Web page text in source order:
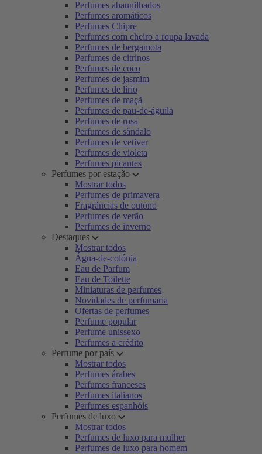
Perfumes abaunilhados
Perfumes aromáticos
Perfumes Chipre
Perfumes com cheiro a roupa lavada
Perfumes de bergamota
Perfumes de citrinos
Perfumes de coco
Perfumes de jasmim
Perfumes de lírio
Perfumes de maçã
Perfumes de pau-de-águila
Perfumes de rosa
Perfumes de sândalo
Perfumes de vetiver
Perfumes de violeta
Perfumes picantes
Perfumes por estação
Mostrar todos
Perfumes de primavera
Fragrâncias de outono
Perfumes de verão
Perfumes de inverno
Destaques
Mostrar todos
Água-de-colónia
Eau de Parfum
Eau de Toilette
Miniaturas de perfumes
Novidades de perfumaria
Ofertas de perfumes
Perfume popular
Perfume unissexo
Perfumes a crédito
Perfume por país
Mostrar todos
Perfumes árabes
Perfumes franceses
Perfumes italianos
Perfumes espanhóis
Perfumes de luxo
Mostrar todos
Perfumes de luxo para mulher
Perfumes de luxo para homem